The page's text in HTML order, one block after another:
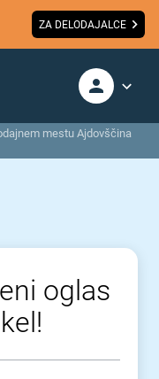
ZA DELODAJALCE
mestu Ajdovščina
oglas